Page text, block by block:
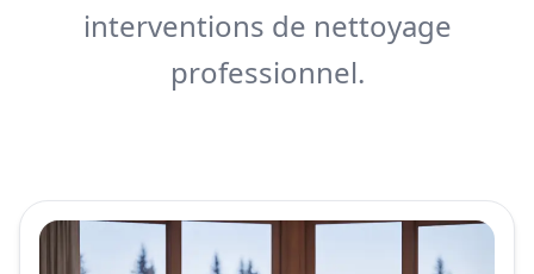
interventions de nettoyage
professionnel.